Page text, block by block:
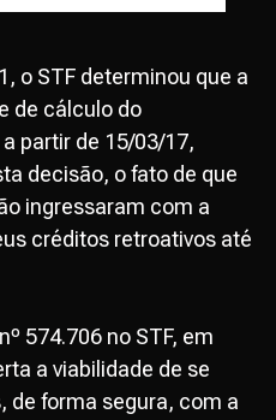
o STF determinou que a
de cálculo do
a partir de 15/03/17,
decisão, o fato de que
ingressaram com a
créditos retroativos até
574.706 no STF, em
a viabilidade de se
de forma segura, com a